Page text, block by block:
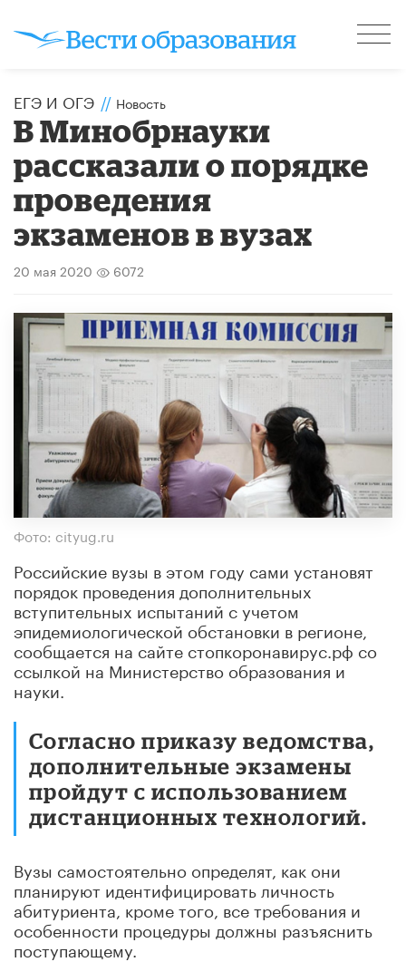
ЕГЭ И ОГЭ // Новость
В Минобрнауки
рассказали о порядке
проведения
экзаменов в вузах
20 мая 2020 6072
Фото: cityug.ru
Российские вузы в этом году сами установят
порядок проведения дополнительных
вступительных испытаний с учетом
эпидемиологической обстановки в регионе,
сообщается на сайте стопкоронавирус.рф со
ссылкой на Министерство образования и
науки.
Согласно приказу ведомства,
дополнительные экзамены
пройдут с использованием
дистанционных технологий.
Вузы самостоятельно определят, как они
планируют идентифицировать личность
абитуриента, кроме того, все требования и
особенности процедуры должны разъяснить
поступающему.